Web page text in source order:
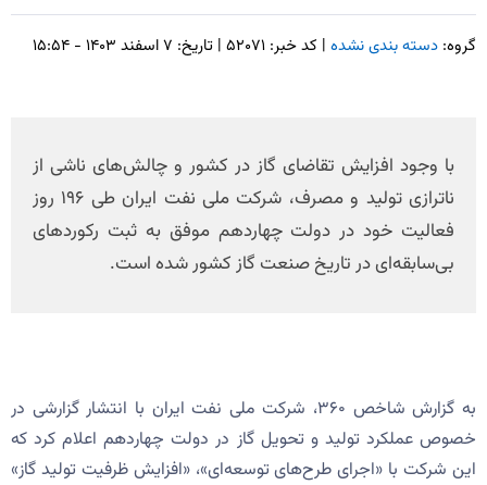
گروه: دسته بندی نشده | کد خبر: ۵۲۰۷۱ | تاریخ: ۷ اسفند ۱۴۰۳ - ۱۵:۵۴
با وجود افزایش تقاضای گاز در کشور و چالش‌های ناشی از
ناترازی تولید و مصرف، شرکت ملی نفت ایران طی ۱۹۶ روز
فعالیت خود در دولت چهاردهم موفق به ثبت رکوردهای
بی‌سابقه‌ای در تاریخ صنعت گاز کشور شده است.
به گزارش شاخص ۳۶۰، شرکت ملی نفت ایران با انتشار گزارشی در
خصوص عملکرد تولید و تحویل گاز در دولت چهاردهم اعلام کرد که
این شرکت با «اجرای طرح‌های توسعه‌ای»، «افزایش ظرفیت تولید گاز»